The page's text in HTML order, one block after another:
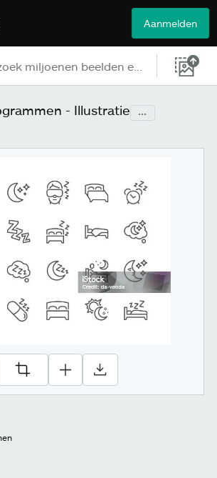
Aanmelden
- Illustratie ...